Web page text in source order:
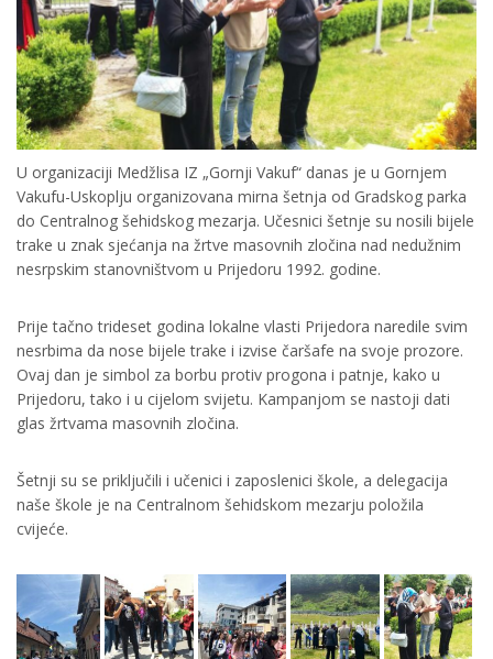
U organizaciji Medžlisa IZ „Gornji Vakuf“ danas je u Gornjem
Vakufu-Uskoplju organizovana mirna šetnja od Gradskog parka
do Centralnog šehidskog mezarja. Učesnici šetnje su nosili bijele
trake u znak sjećanja na žrtve masovnih zločina nad nedužnim
nesrpskim stanovništvom u Prijedoru 1992. godine.
Prije tačno trideset godina lokalne vlasti Prijedora naredile svim
nesrbima da nose bijele trake i izvise čaršafe na svoje prozore.
Ovaj dan je simbol za borbu protiv progona i patnje, kako u
Prijedoru, tako i u cijelom svijetu. Kampanjom se nastoji dati
glas žrtvama masovnih zločina.
Šetnji su se priključili i učenici i zaposlenici škole, a delegacija
naše škole je na Centralnom šehidskom mezarju položila
cvijeće.